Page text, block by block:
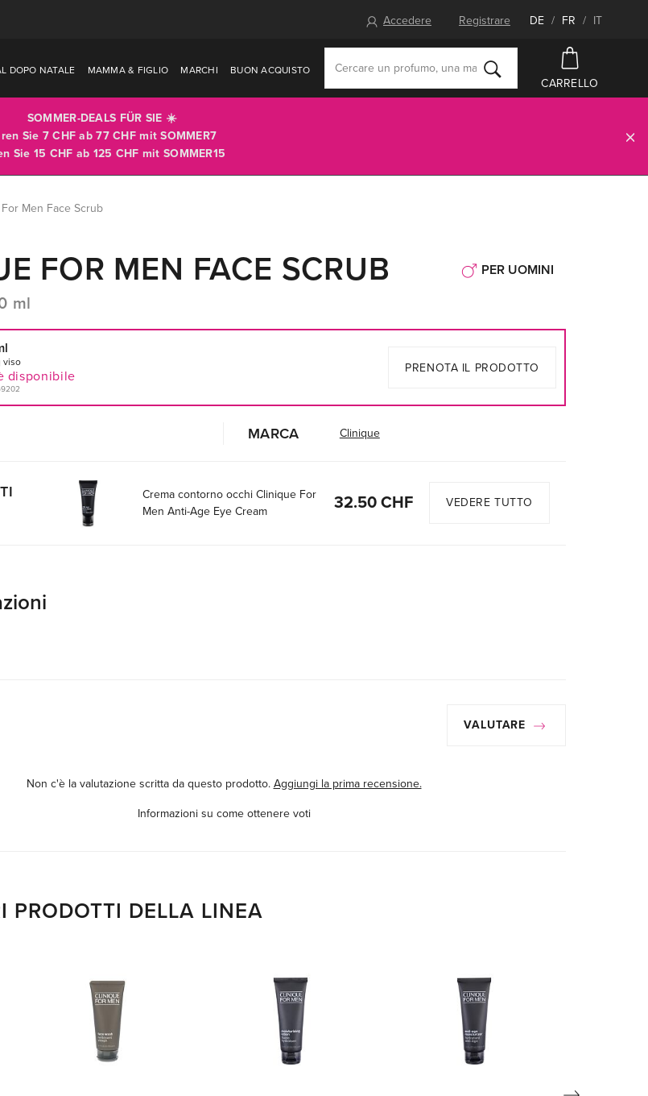
Accedere Registrare DE / FR / IT
DOPO NATALE MAMMA & FIGLIO MARCHI BUON ACQUISTO
CARRELLO
SOMMER-DEALS FÜR SIE ☀️
Sie 7 CHF ab 77 CHF mitSOMMER7
Sie 15 CHF ab 125 CHF mit SOMMER15
Men Face Scrub
PER UOMINI
FOR MEN FACE SCRUB
ml
viso
è disponibile
PRENOTA IL PRODOTTO
MARCA Clinique
Crema contorno occhi Clinique For
Men Anti-Age Eye Cream
32.50 CHF VEDERE TUTTO
VALUTARE
Non c'è la valutazione scritta da questo prodotto. Aggiungi la prima recensione.
Informazioni su come ottenere voti
PRODOTTI DELLA LINEA